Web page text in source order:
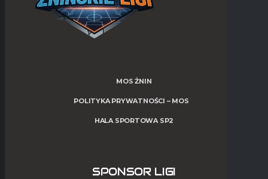
MOS ŻNIN
POLITYKA PRYWATNOŚCI – MOS
HALA SPORTOWA SP2
SPONSOR LIGI